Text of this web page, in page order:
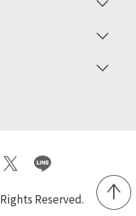
Reserved.